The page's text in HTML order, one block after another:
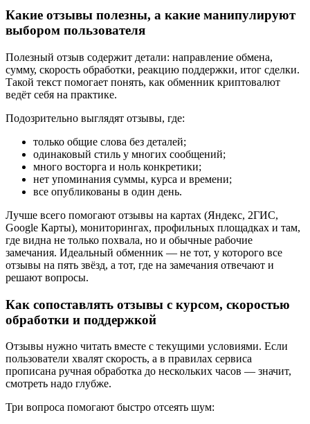
Какие отзывы полезны, а какие манипулируют
выбором пользователя
Полезный отзыв содержит детали: направление обмена,
сумму, скорость обработки, реакцию поддержки, итог сделки.
Такой текст помогает понять, как обменник криптовалют
ведёт себя на практике.
Подозрительно выглядят отзывы, где:
только общие слова без деталей;
одинаковый стиль у многих сообщений;
много восторга и ноль конкретики;
нет упоминания суммы, курса и времени;
все опубликованы в один день.
Лучше всего помогают отзывы на картах (Яндекс, 2ГИС,
Google Карты), мониторингах, профильных площадках и там,
где видна не только похвала, но и обычные рабочие
замечания. Идеальный обменник — не тот, у которого все
отзывы на пять звёзд, а тот, где на замечания отвечают и
решают вопросы.
Как сопоставлять отзывы с курсом, скоростью
обработки и поддержкой
Отзывы нужно читать вместе с текущими условиями. Если
пользователи хвалят скорость, а в правилах сервиса
прописана ручная обработка до нескольких часов — значит,
смотреть надо глубже.
Три вопроса помогают быстро отсеять шум: